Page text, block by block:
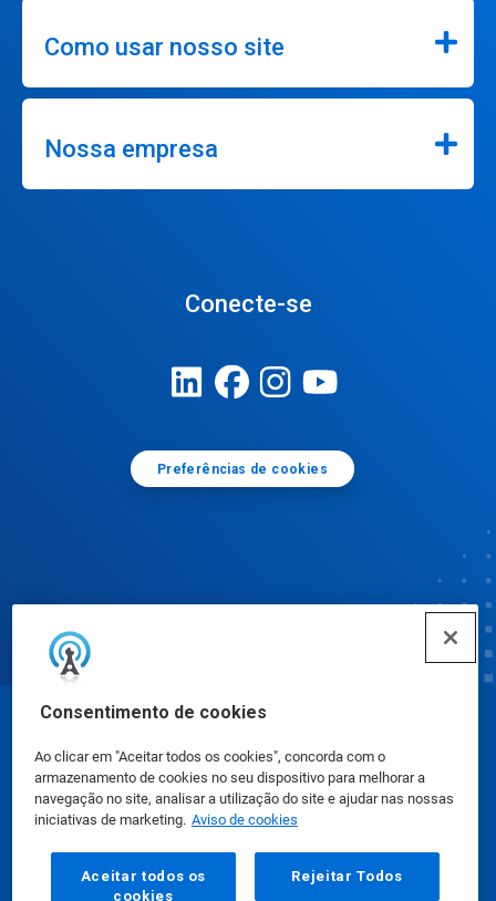
Consentimento de cookies
Ao clicar em "Aceitar todos os cookies", concorda com o
armazenamento de cookies no seu dispositivo para melhorar a
navegação no site, analisar a utilização do site e ajudar nas nossas
iniciativas de marketing. Aviso de cookies
Aceitar todos os
cookies
Rejeitar Todos
Como usar nosso site
Nossa empresa
Conecte-se
Preferências de cookies
Fichas de Informação de Segurança de Produtos
Químicos|Política de Privacidade